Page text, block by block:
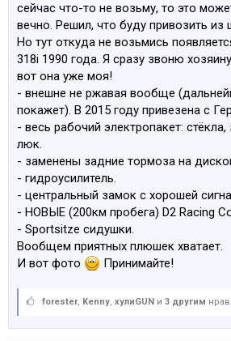
сейчас что-то не возьму, то это
вечно. Решил, что буду привозить из
Но тут откуда не возьмись
318i 1990 года. Я сразу звоню
вот она уже моя!
- внешне не ржавая вообще
покажет). В 2015 году привезена с
- весь рабочий электропакет:
люк.
- заменены задние тормоза на
- гидроусилитель.
- центральный замок с хорошей
- НОВЫЕ (200км пробега) D2 Racing
- Sportsitze сидушки.
Вообщем приятных плюшек хватает.
И вот фото
Принимайте!
forester, Kenny, хулиGUN и 3 другим